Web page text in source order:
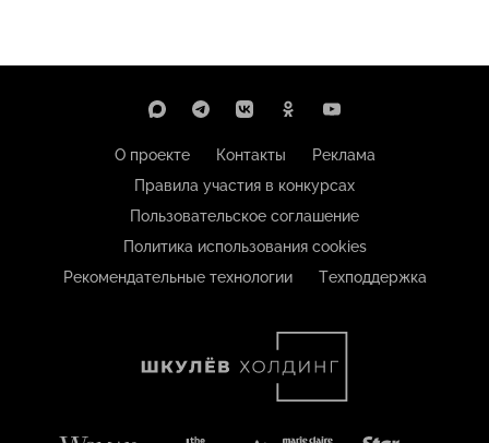
О проекте Контакты
Реклама
Правила участия в конкурсах
Пользовательское соглашение
Политика использования cookies
Рекомендательные технологии
Техподдержка